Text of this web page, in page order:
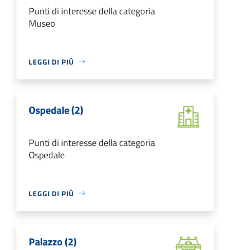
Punti di interesse della categoria
Museo
LEGGI DI PIÙ
Ospedale (2)
Punti di interesse della categoria
Ospedale
LEGGI DI PIÙ
Palazzo (2)